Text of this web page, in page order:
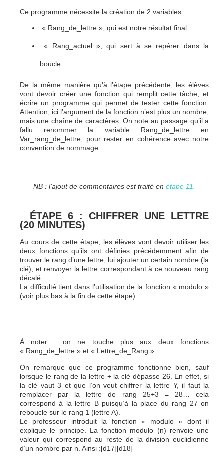
Ce programme nécessite la création de 2 variables :
« Rang_de_lettre », qui est notre résultat final
« Rang_actuel », qui sert à se repérer dans la
boucle
De la même manière qu’à l’étape précédente, les élèves
vont devoir créer une fonction qui remplit cette tâche, et
écrire un programme qui permet de tester cette fonction.
Attention, ici l’argument de la fonction n’est plus un nombre,
mais une chaîne de caractères. On note au passage qu’il a
fallu renommer la variable Rang_de_lettre en
Var_rang_de_lettre, pour rester en cohérence avec notre
convention de nommage.
NB : l’ajout de commentaires est traité en étape 11.
ÉTAPE 6 : CHIFFRER UNE LETTRE
(20 MINUTES)
Au cours de cette étape, les élèves vont devoir utiliser les
deux fonctions qu’ils ont définies précédemment afin de
trouver le rang d’une lettre, lui ajouter un certain nombre (la
clé), et renvoyer la lettre correspondant à ce nouveau rang
décalé.
La difficulté tient dans l’utilisation de la fonction « modulo »
(voir plus bas à la fin de cette étape).
À noter : on ne touche plus aux deux fonctions
« Rang_de_lettre » et « Lettre_de_Rang ».
On remarque que ce programme fonctionne bien, sauf
lorsque le rang de la lettre + la clé dépasse 26. En effet, si
la clé vaut 3 et que l’on veut chiffrer la lettre Y, il faut la
remplacer par la lettre de rang 25+3 = 28… cela
correspond à la lettre B puisqu’à la place du rang 27 on
reboucle sur le rang 1 (lettre A).
Le professeur introduit la fonction « modulo » dont il
explique le principe. La fonction modulo (n) renvoie une
valeur qui correspond au reste de la division euclidienne
d’un nombre par n. Ainsi :[d17][d18]